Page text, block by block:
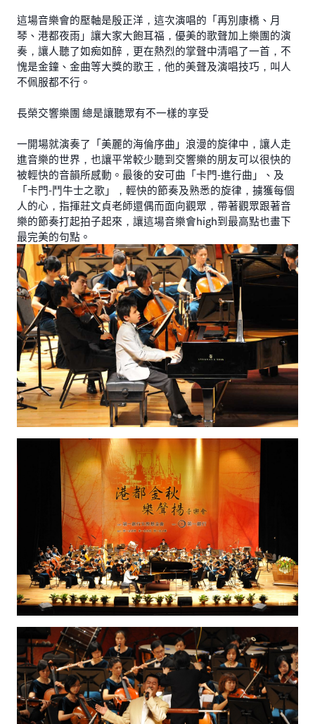
這場音樂會的壓軸是殷正洋，這次演唱的「再別康橋、月
琴、港都夜雨」讓大家大飽耳福，優美的歌聲加上樂團的演
奏，讓人聽了如痴如醉，更在熱烈的掌聲中清唱了一首，不
愧是金鐘、金曲等大獎的歌王，他的美聲及演唱技巧，叫人
不佩服都不行。
長榮交響樂團 總是讓聽眾有不一樣的享受
一開場就演奏了「美麗的海倫序曲」浪漫的旋律中，讓人走
進音樂的世界，也讓平常較少聽到交響樂的朋友可以很快的
被輕快的音韻所感動。最後的安可曲「卡門-進行曲」、及
「卡門-鬥牛士之歌」，輕快的節奏及熟悉的旋律，擄獲每個
人的心，指揮莊文貞老師還偶而面向觀眾，帶著觀眾跟著音
樂的節奏打起拍子起來，讓這場音樂會high到最高點也畫下
最完美的句點。